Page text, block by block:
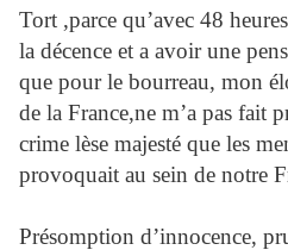
Tort ,parce qu’avec 48
la décence et a avoir une
que pour le bourreau, mon
de la France,ne m’a pas fait
crime lèse majesté que les
provoquait au sein de notre
Présomption d’innocence,